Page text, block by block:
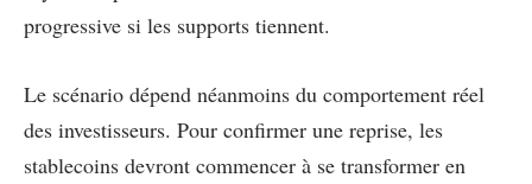
progressive si les supports tiennent.
Le scénario dépend néanmoins du comportement réel
des investisseurs. Pour confirmer une reprise, les
stablecoins devront commencer à se transformer en